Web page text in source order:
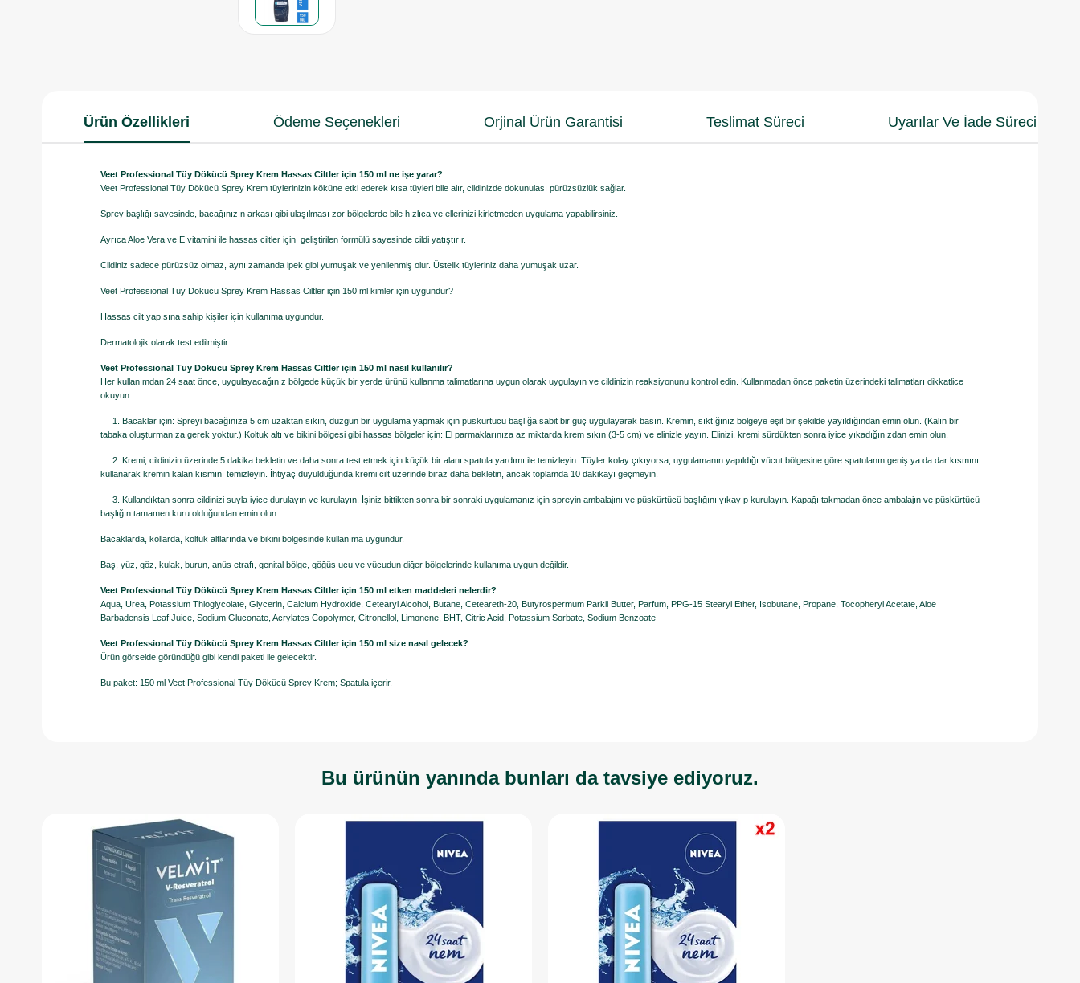
Ürün Özellikleri Ödeme Seçenekleri Orjinal Ürün Garantisi Teslimat Süreci Uyarılar Ve İade Süreci
Veet Professional Tüy Dökücü Sprey Krem Hassas Ciltler için 150 ml ne işe yarar?
Veet Professional Tüy Dökücü Sprey Krem tüylerinizin köküne etki ederek kısa tüyleri bile alır, cildinizde dokunulası pürüzsüzlük sağlar.
Sprey başlığı sayesinde, bacağınızın arkası gibi ulaşılması zor bölgelerde bile hızlıca ve ellerinizi kirletmeden uygulama yapabilirsiniz.
Ayrıca Aloe Vera ve E vitamini ile hassas ciltler için geliştirilen formülü sayesinde cildi yatıştırır.
Cildiniz sadece pürüzsüz olmaz, aynı zamanda ipek gibi yumuşak ve yenilenmiş olur. Üstelik tüyleriniz daha yumuşak uzar.
Veet Professional Tüy Dökücü Sprey Krem Hassas Ciltler için 150 ml kimler için uygundur?
Hassas cilt yapısına sahip kişiler için kullanıma uygundur.
Dermatolojik olarak test edilmiştir.
Veet Professional Tüy Dökücü Sprey Krem Hassas Ciltler için 150 ml nasıl kullanılır?
Her kullanımdan 24 saat önce, uygulayacağınız bölgede küçük bir yerde ürünü kullanma talimatlarına uygun olarak uygulayın ve cildinizin reaksiyonunu kontrol edin. Kullanmadan önce paketin üzerindeki talimatları dikkatlice
okuyun.
1. Bacaklar için: Spreyi bacağınıza 5 cm uzaktan sıkın, düzgün bir uygulama yapmak için püskürtücü başlığa sabit bir güç uygulayarak basın. Kremin, sıktığınız bölgeye eşit bir şekilde yayıldığından emin olun. (Kalın bir
tabaka oluşturmanıza gerek yoktur.) Koltuk altı ve bikini bölgesi gibi hassas bölgeler için: El parmaklarınıza az miktarda krem sıkın (3-5 cm) ve elinizle yayın. Elinizi, kremi sürdükten sonra iyice yıkadığınızdan emin olun.
2. Kremi, cildinizin üzerinde 5 dakika bekletin ve daha sonra test etmek için küçük bir alanı spatula yardımı ile temizleyin. Tüyler kolay çıkıyorsa, uygulamanın yapıldığı vücut bölgesine göre spatulanın geniş ya da dar kısmını
kullanarak kremin kalan kısmını temizleyin. İhtiyaç duyulduğunda kremi cilt üzerinde biraz daha bekletin, ancak toplamda 10 dakikayı geçmeyin.
3. Kullandıktan sonra cildinizi suyla iyice durulayın ve kurulayın. İşiniz bittikten sonra bir sonraki uygulamanız için spreyin ambalajını ve püskürtücü başlığını yıkayıp kurulayın. Kapağı takmadan önce ambalajın ve püskürtücü
başlığın tamamen kuru olduğundan emin olun.
Bacaklarda, kollarda, koltuk altlarında ve bikini bölgesinde kullanıma uygundur.
Baş, yüz, göz, kulak, burun, anüs etrafı, genital bölge, göğüs ucu ve vücudun diğer bölgelerinde kullanıma uygun değildir.
Veet Professional Tüy Dökücü Sprey Krem Hassas Ciltler için 150 ml etken maddeleri nelerdir?
Aqua, Urea, Potassium Thioglycolate, Glycerin, Calcium Hydroxide, Cetearyl Alcohol, Butane, Ceteareth-20, Butyrospermum Parkii Butter, Parfum, PPG-15 Stearyl Ether, Isobutane, Propane, Tocopheryl Acetate, Aloe
Barbadensis Leaf Juice, Sodium Gluconate, Acrylates Copolymer, Citronellol, Limonene, BHT, Citric Acid, Potassium Sorbate, Sodium Benzoate
Veet Professional Tüy Dökücü Sprey Krem Hassas Ciltler için 150 ml size nasıl gelecek?
Ürün görselde göründüğü gibi kendi paketi ile gelecektir.
Bu paket: 150 ml Veet Professional Tüy Dökücü Sprey Krem; Spatula içerir.
Bu ürünün yanında bunları da tavsiye ediyoruz.